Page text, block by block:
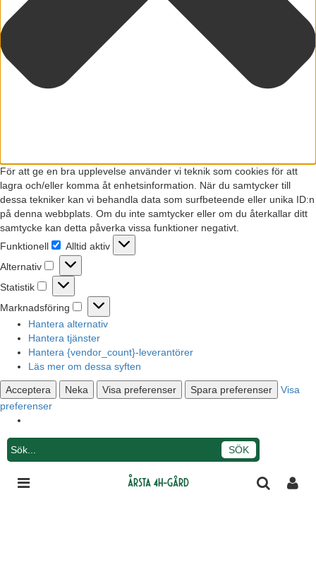
För att ge en bra upplevelse använder vi teknik som cookies för att
lagra och/eller komma åt enhetsinformation. När du samtycker till
dessa tekniker kan vi behandla data som surfbeteende eller unika ID:n
på denna webbplats. Om du inte samtycker eller om du återkallar ditt
samtycke kan detta påverka vissa funktioner negativt.
Funktionell
Funktionell
Alltid aktiv
Alternativ
Alternativ
Statistik
Statistik
Marknadsföring
Marknadsföring
Hantera alternativ
Hantera tjänster
Hantera {vendor_count}-leverantörer
Läs mer om dessa syften
Acceptera Neka Visa preferenser Spara preferenser
Visa
preferenser
Årsta 4H-gård